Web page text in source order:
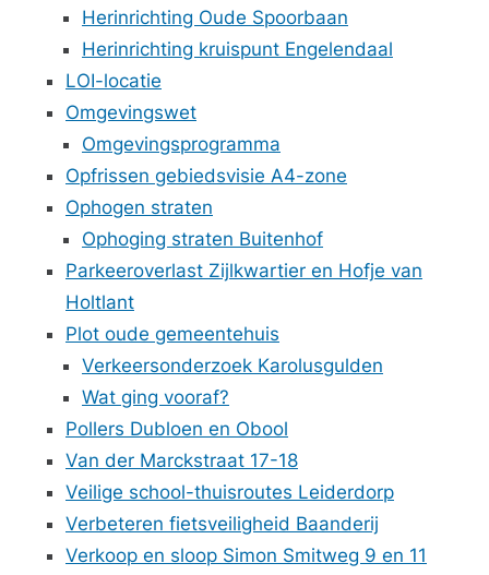
Herinrichting Oude Spoorbaan
Herinrichting kruispunt Engelendaal
LOI-locatie
Omgevingswet
Omgevingsprogramma
Opfrissen gebiedsvisie A4-zone
Ophogen straten
Ophoging straten Buitenhof
Parkeeroverlast Zijlkwartier en Hofje van
Holtlant
Plot oude gemeentehuis
Verkeersonderzoek Karolusgulden
Wat ging vooraf?
Pollers Dubloen en Obool
Van der Marckstraat 17-18
Veilige school-thuisroutes Leiderdorp
Verbeteren fietsveiligheid Baanderij
Verkoop en sloop Simon Smitweg 9 en 11